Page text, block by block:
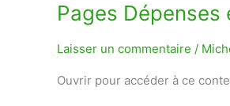
Pages Dépenses
Laisser un commentaire /
Ouvrir pour accéder à ce
Pages
Dépenses
et